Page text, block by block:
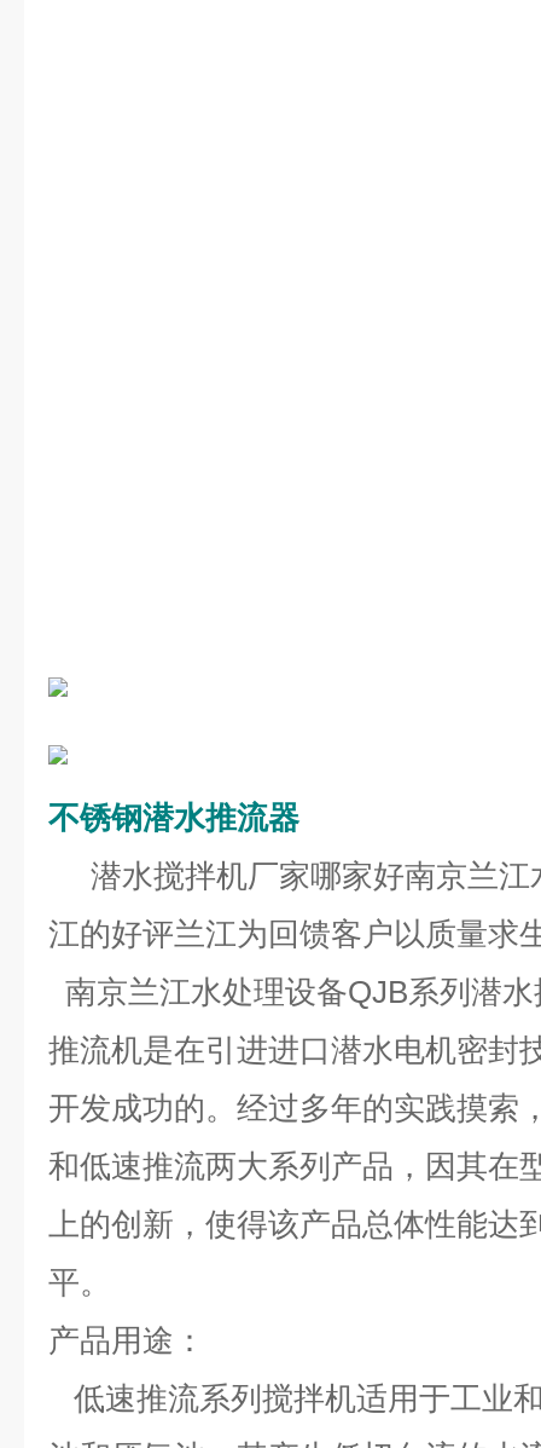
不锈钢潜水推流器
潜水搅拌机厂家哪家好南京兰
江的好评兰江为回馈客户以质量求
南京兰江水处理设备QJB系列潜
推流机是在引进进口潜水电机密封
开发成功的。经过多年的实践摸索
和低速推流两大系列产品，因其在
上的创新，使得该产品总体性能达
平。
产品用途：
低速推流系列搅拌机适用于工业